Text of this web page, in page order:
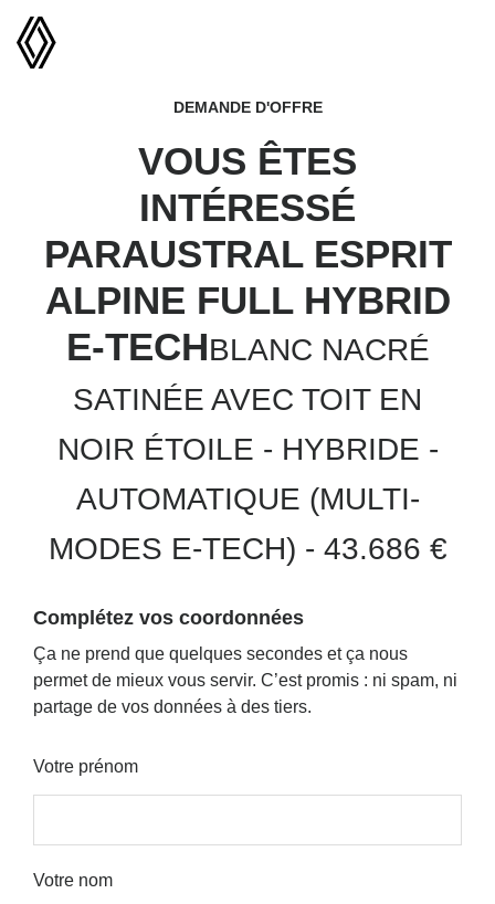
DEMANDE D'OFFRE
VOUS ÊTES
INTÉRESSÉ
PARAUSTRAL ESPRIT
ALPINE FULL HYBRID
E-TECHBLANC NACRÉ
SATINÉE AVEC TOIT EN
NOIR ÉTOILE - HYBRIDE -
AUTOMATIQUE (MULTI-
MODES E-TECH) - 43.686 €
Complétez vos coordonnées
Ça ne prend que quelques secondes et ça nous
permet de mieux vous servir. C’est promis : ni spam, ni
partage de vos données à des tiers.
Votre prénom
Votre nom